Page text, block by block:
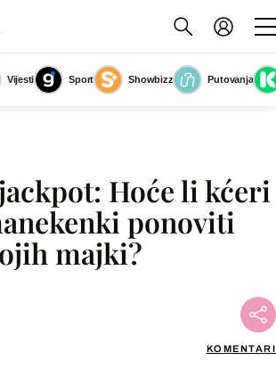
Vijesti Sport Showbizz
Putovanja
Slika nije dostupna
Hoće li kćeri
ponoviti
majki?
KOMENTARI
Facebook